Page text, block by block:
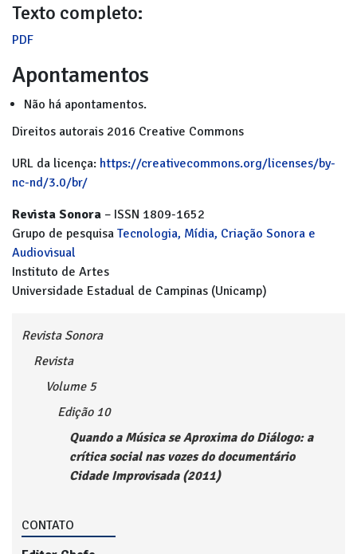
Texto completo:
PDF
Apontamentos
Não há apontamentos.
Direitos autorais 2016 Creative Commons
URL da licença: https://creativecommons.org/licenses/by-
nc-nd/3.0/br/
Revista Sonora – ISSN 1809-1652
Grupo de pesquisa Tecnologia, Mídia, Criação Sonora e
Audiovisual
Instituto de Artes
Universidade Estadual de Campinas (Unicamp)
Revista Sonora
Revista
Volume 5
Edição 10
Quando a Música se Aproxima do Diálogo: a
crítica social nas vozes do documentário
Cidade Improvisada (2011)
CONTATO